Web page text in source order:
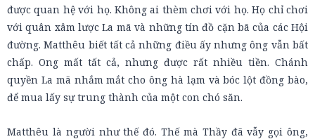
được quan hệ với họ. Không ai thèm chơi với họ. Họ chỉ chơi
với quân xâm lược La mã và những tín đồ cặn bã của các Hội
đường. Matthêu biết tất cả những điều ấy nhưng ông vẫn bất
chấp. Ong mất tất cả, nhưng được rất nhiều tiền. Chánh
quyền La mã nhắm mắt cho ông hà lạm và bóc lột đồng bào,
để mua lấy sự trung thành của một con chó săn.
Matthêu là người như thế đó. Thế mà Thầy đã vẫy gọi ông,